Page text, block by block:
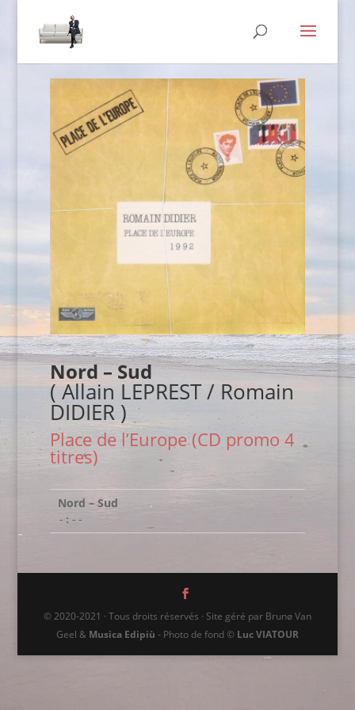
Nord – Sud
( Allain LEPREST / Romain
DIDIER )
Place de l’Europe (CD promo 4
titres)
Nord – Sud
-:--
© 2020-2021 · Tous droits réservés · Site géré par Brunø Van
Geel & Musica Edipiù - Photo de fond © Luc VIATOUR